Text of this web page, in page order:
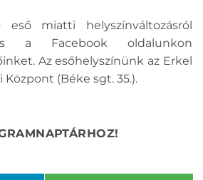
miatti helyszínváltozásról
a Facebook oldalunkon
Az esőhelyszínünk az Erkel
(Béke sgt. 35.).